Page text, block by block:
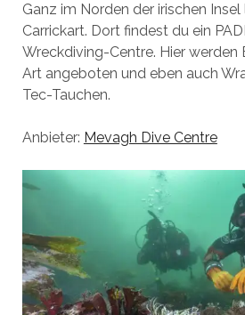
Ganz im Norden der irischen
Carrickart. Dort findest du ein
Wreckdiving-Centre. Hier
Art angeboten und eben auch
Tec-Tauchen.
Anbieter: Mevagh Dive Centre